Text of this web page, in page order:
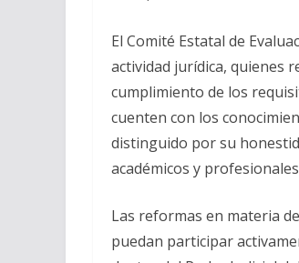
El Comité Estatal de
actividad jurídica, quienes
cumplimiento de los
cuenten con los
distinguido por su
académicos y
Las reformas en materia
puedan participar